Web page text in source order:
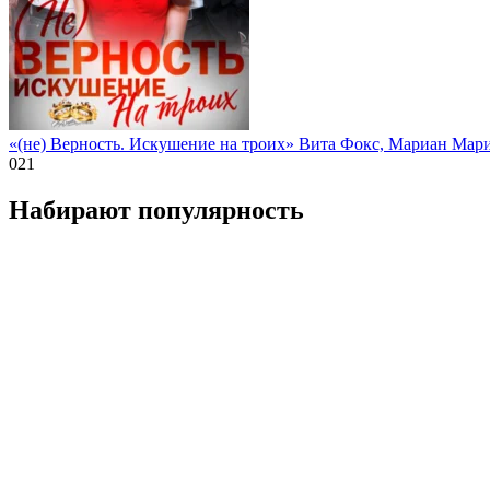
«(не) Верность. Искушение на троих» Вита Фокс, Мариан
021
Набирают популярность